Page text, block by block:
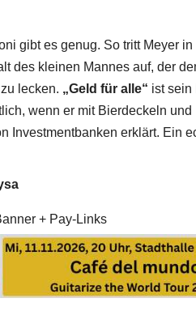
gibt es genug. So tritt Meyer
des kleinen Mannes auf, der
lecken. „Geld für alle“
ist sein
wenn er mit Bierdeckeln und
Investmentbanken erklärt. Ein
+ Pay-Links